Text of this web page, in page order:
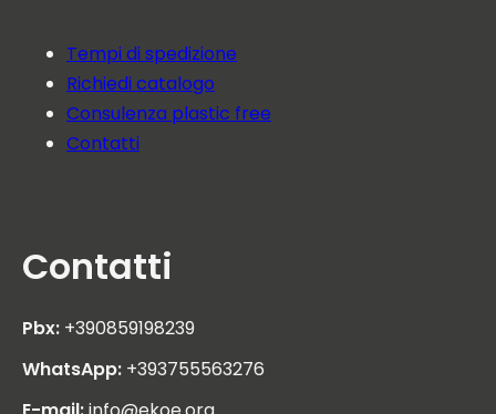
Tempi di spedizione
Richiedi catalogo
Consulenza plastic free
Contatti
Contatti
Pbx: +390859198239
WhatsApp: +393755563276